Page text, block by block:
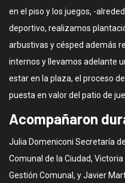
en el piso y los juegos, -
deportivo, realizamos
arbustivas y césped además
internos y llevamos adelante
estar en la plaza, el proceso
puesta en valor del patio de
Acompañaron
Julia Domeniconi Secretaría
Comunal de la Ciudad,
Gestión Comunal, y Javier